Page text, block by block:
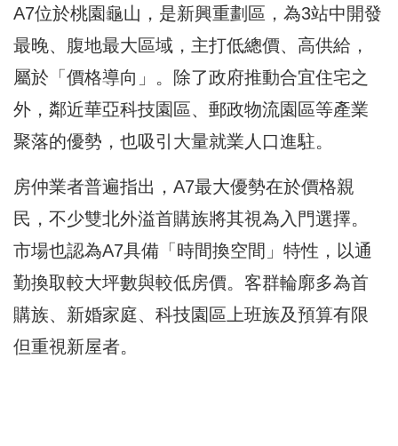
A7位於桃園龜山，是新興重劃區，為3站中開發
最晚、腹地最大區域，主打低總價、高供給，
屬於「價格導向」。除了政府推動合宜住宅之
外，鄰近華亞科技園區、郵政物流園區等產業
聚落的優勢，也吸引大量就業人口進駐。
房仲業者普遍指出，A7最大優勢在於價格親
民，不少雙北外溢首購族將其視為入門選擇。
市場也認為A7具備「時間換空間」特性，以通
勤換取較大坪數與較低房價。客群輪廓多為首
購族、新婚家庭、科技園區上班族及預算有限
但重視新屋者。